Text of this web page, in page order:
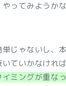
ってみようか
じゃないし、
ていかなけれ
イミングが重な